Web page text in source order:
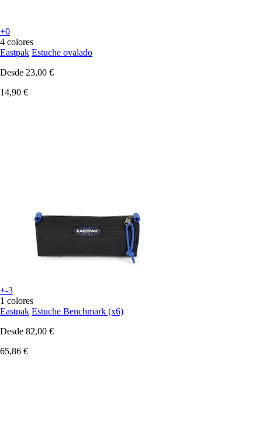
+0
4 colores
Eastpak Estuche ovalado
Desde 23,00 €
14,90 €
+-3
1 colores
Eastpak Estuche Benchmark (x6)
Desde 82,00 €
65,86 €